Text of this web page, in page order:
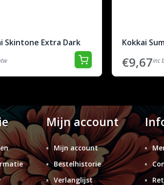
Skintone Extra Dark Kokkai
€9,67inc
Mijn account
Mijn account
Bestelhistorie
Verlanglijst